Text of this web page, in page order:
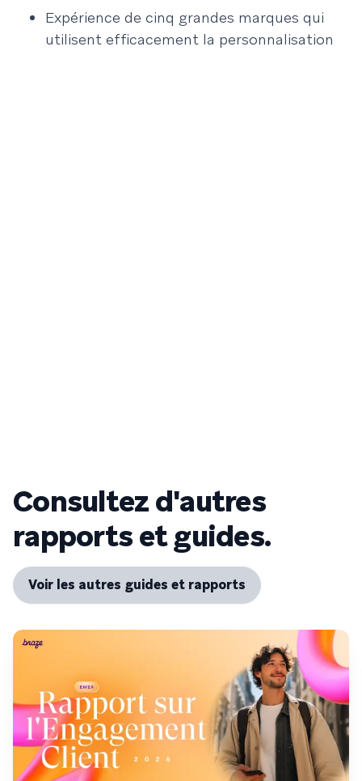
Expérience de cinq grandes marques qui
utilisent efficacement la personnalisation
Consultez d'autres
rapports et guides.
Voir les autres guides et rapports